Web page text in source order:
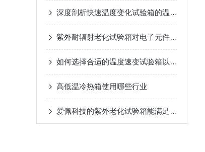
深度剖析快速温度变化试验箱的温度控制技术要点
紫外耐辐射老化试验箱对电子元件的影响测试
如何选择合适的温度速变试验箱以满足实验需求
高低温冷热箱使用哪些行业
爱佩科技的紫外老化试验箱能满足GB/T 5237.3中对荧光紫外老化箱的要求吗？